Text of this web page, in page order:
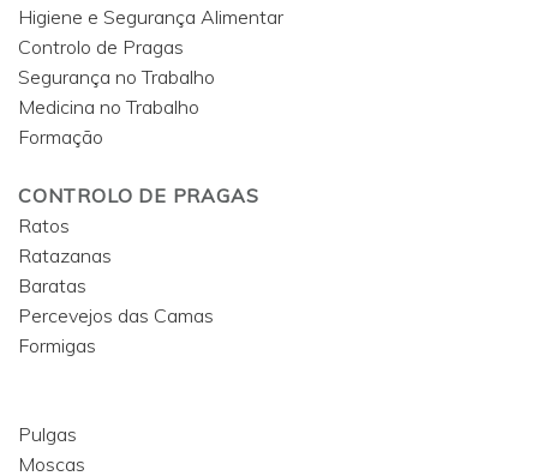
Higiene e Segurança Alimentar
Controlo de Pragas
Segurança no Trabalho
Medicina no Trabalho
Formação
CONTROLO DE PRAGAS
Ratos
Ratazanas
Baratas
Percevejos das Camas
Formigas
Pulgas
Moscas